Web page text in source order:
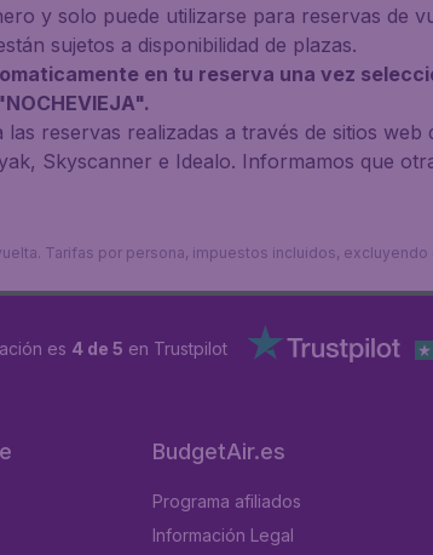
y solo puede utilizarse para reservas de
sujetos a disponibilidad de plazas.
en tu reserva una vez
reservas realizadas a través de sitios web
Skyscanner e Idealo. Informamos que
Tarifas por persona, impuestos incluidos,
es 4 de 5 en Trustpilot
BudgetAir.es
Programa afiliados
Información Legal